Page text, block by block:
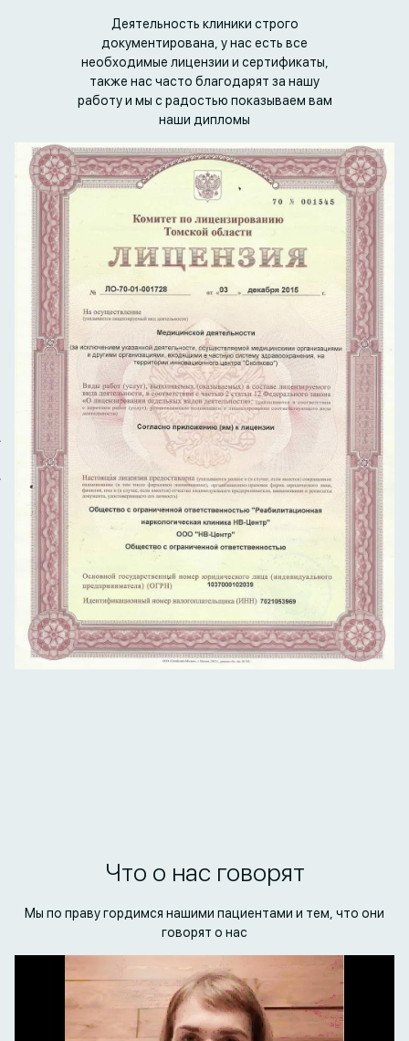
Деятельность клиники строго
документирована, у нас есть все
необходимые лицензии и сертификаты,
также нас часто благодарят за нашу
работу и мы с радостью показываем вам
наши дипломы
Что о нас говорят
Мы по праву гордимся нашими пациентами и тем, что они
говорят о нас